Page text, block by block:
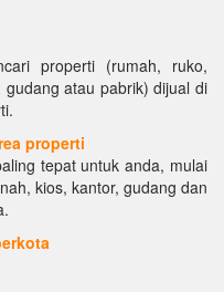
properti (rumah, ruko,
atau pabrik) dijual di
properti
tepat untuk anda, mulai
kios, kantor, gudang dan